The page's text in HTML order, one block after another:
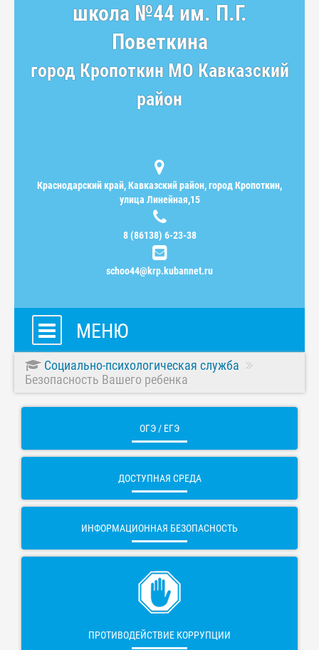
школа №44 им. П.Г.
Поветкина
город Кропоткин МО Кавказский
район
Краснодарский край, Кавказский район, город Кропоткин,
улица Линейная,15
8 (86138) 6-23-38
schoo44@krp.kubannet.ru
МЕНЮ
Социально-психологическая служба
Безопасность Вашего ребенка
ОГЭ / ЕГЭ
ДОСТУПНАЯ СРЕДА
ИНФОРМАЦИОННАЯ БЕЗОПАСНОСТЬ
ПРОТИВОДЕЙСТВИЕ КОРРУПЦИИ